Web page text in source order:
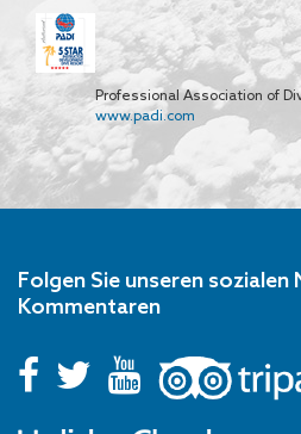
Professional Association of
www.padi.com
Folgen Sie unseren sozialen
Kommentaren